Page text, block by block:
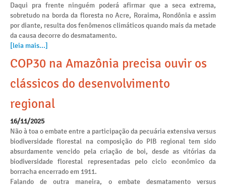
Daqui pra frente ninguém poderá afirmar que a seca extrema,
sobretudo na borda da floresta no Acre, Roraima, Rondônia e assim
por diante, resulta dos fenômenos climáticos quando mais da metade
da causa decorre do desmatamento.
[leia mais...]
COP30 na Amazônia precisa ouvir os
clássicos do desenvolvimento
regional
16/11/2025
Não à toa o embate entre a participação da pecuária extensiva versus
biodiversidade florestal na composição do PIB regional tem sido
absurdamente vencido pela criação de boi, desde as vitórias da
biodiversidade florestal representadas pelo ciclo econômico da
borracha encerrado em 1911.
Falando de outra maneira, o embate desmatamento versus